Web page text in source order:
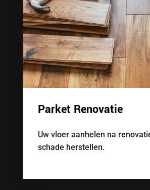
Parket Renovatie
Uw vloer aanhelen na
schade herstellen.